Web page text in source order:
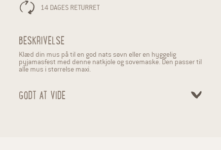
14 DAGES RETURRET
BESKRIVELSE
Klæd din mus på til en god nats søvn eller en hyggelig
pyjamasfest med denne natkjole og sovemaske. Den passer til
alle mus i størrelse maxi.
GODT AT VIDE